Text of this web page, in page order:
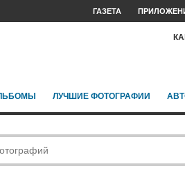
ГАЗЕТА
ЛУЧШИЕ ФОТОГРАФИИ